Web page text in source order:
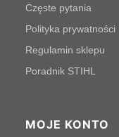
Częste pytania
Polityka prywatności
Regulamin sklepu
Poradnik STIHL
MOJE KONTO